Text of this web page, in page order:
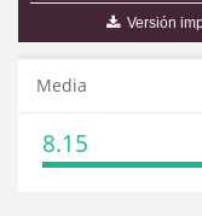
Versión
Media
8.15